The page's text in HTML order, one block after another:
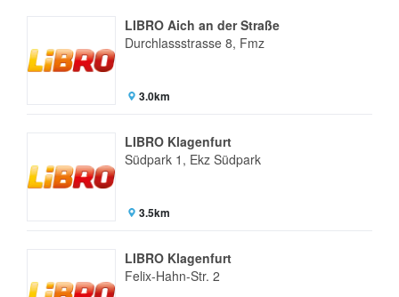
LIBRO Aich an der Straße
Durchlassstrasse 8, Fmz
3.0km
LIBRO Klagenfurt
Südpark 1, Ekz Südpark
3.5km
LIBRO Klagenfurt
Felix-Hahn-Str. 2